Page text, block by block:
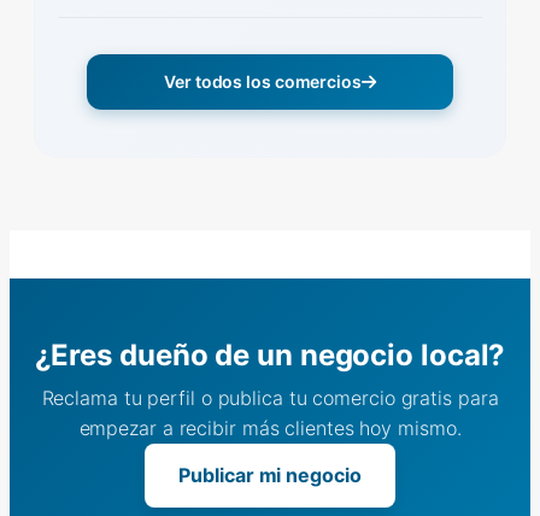
Ver todos los comercios
¿Eres dueño de un negocio local?
Reclama tu perfil o publica tu comercio gratis para
empezar a recibir más clientes hoy mismo.
Publicar mi negocio